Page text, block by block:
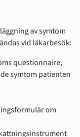
av symtom
vid läkarbesök:
questionnaire,
symtom patienten
om